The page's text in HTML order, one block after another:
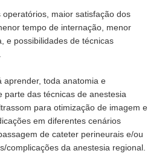
maior satisfação dos
tempo de internação, menor
e possibilidades de técnicas
aprender, toda anatomia e
parte das técnicas de anestesia
para otimização de imagem e
em diferentes cenários
de cateter perineurais e/ou
complicações da anestesia regional.